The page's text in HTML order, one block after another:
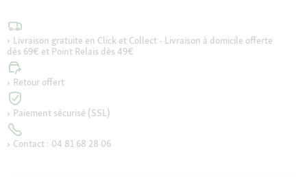
Livraison gratuite en Click et Collect - Livraison à domicile offerte
dès 69€ et Point Relais dès 49€
Retour offert
Paiement sécurisé (SSL)
Contact : 04 81 68 28 06